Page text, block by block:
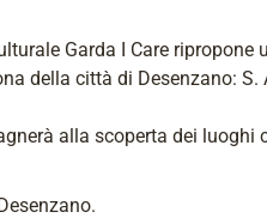
Garda I Care ripropone
della città di Desenzano: S.
alla scoperta dei luoghi